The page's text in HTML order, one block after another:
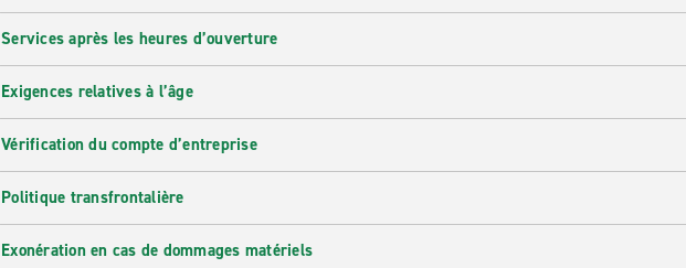
Services après les heures d’ouverture
Exigences relatives à l’âge
Vérification du compte d’entreprise
Politique transfrontalière
Exonération en cas de dommages matériels